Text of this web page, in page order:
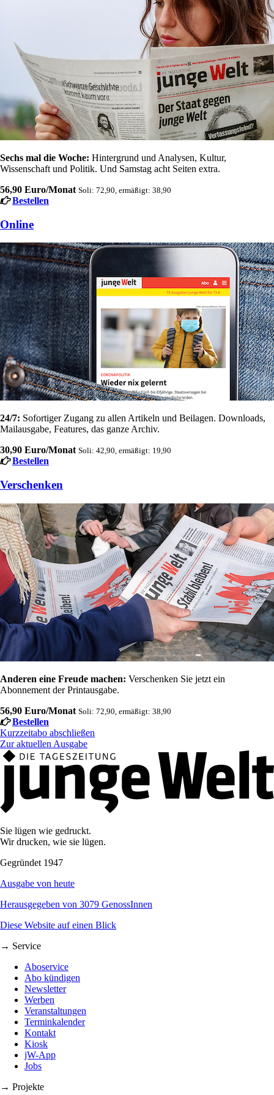
Sechs mal die Woche: Hintergrund und Analysen, Kultur,
Wissenschaft und Politik. Und Samstag acht Seiten extra.
56,90 Euro/Monat Soli: 72,90, ermäßigt: 38,90
Bestellen
Online
24/7: Sofortiger Zugang zu allen Artikeln und Beilagen. Downloads,
Mailausgabe, Features, das ganze Archiv.
30,90 Euro/Monat Soli: 42,90, ermäßigt: 19,90
Bestellen
Verschenken
Anderen eine Freude machen: Verschenken Sie jetzt ein
Abonnement der Printausgabe.
56,90 Euro/Monat Soli: 72,90, ermäßigt: 38,90
Bestellen
Kurzzeitabo abschließen
Zur aktuellen Ausgabe
Sie lügen wie gedruckt.
Wir drucken, wie sie lügen.
Gegründet 1947
Ausgabe von heute
Herausgegeben von 3079 GenossInnen
Diese Website auf einen Blick
→ Service
Aboservice
Abo kündigen
Newsletter
Werben
Veranstaltungen
Terminkalender
Kontakt
Kiosk
jW-App
Jobs
→ Projekte